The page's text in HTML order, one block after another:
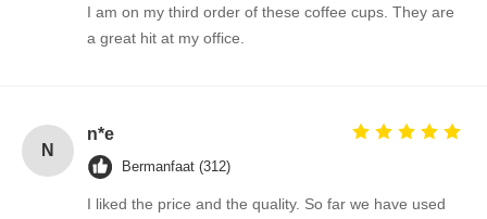
I am on my third order of these coffee cups. They are
a great hit at my office.
N
n*e
Bermanfaat (312)
I liked the price and the quality. So far we have used